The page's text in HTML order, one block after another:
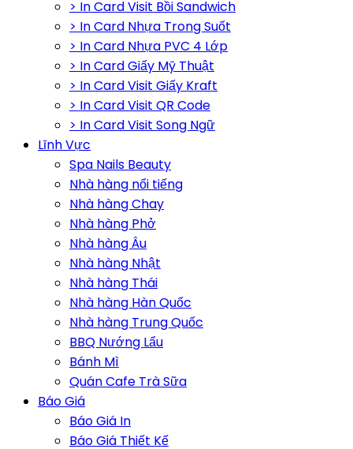
> In Card Visit Bồi Sandwich
> In Card Nhựa Trong Suốt
> In Card Nhựa PVC 4 Lớp
> In Card Giấy Mỹ Thuật
> In Card Visit Giấy Kraft
> In Card Visit QR Code
> In Card Visit Song Ngữ
Lĩnh Vực
Spa Nails Beauty
Nhà hàng nổi tiếng
Nhà hàng Chay
Nhà hàng Phở
Nhà hàng Âu
Nhà hàng Nhật
Nhà hàng Thái
Nhà hàng Hàn Quốc
Nhà hàng Trung Quốc
BBQ Nướng Lẩu
Bánh Mì
Quán Cafe Trà Sữa
Báo Giá
Báo Giá In
Báo Giá Thiết Kế